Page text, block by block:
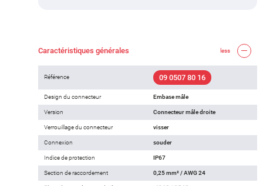
Caractéristiques générales less
Référence 09 0507 80 16
Design du connecteur Embase mâle
Version Connecteur mâle droite
Verrouillage du connecteur visser
Connexion souder
Indice de protection IP67
Section de raccordement 0,25 mm² / AWG 24